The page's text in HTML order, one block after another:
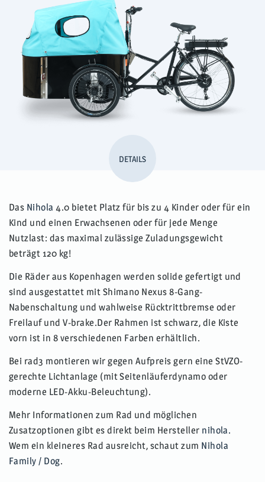
DETAILS
Das Nihola 4.0 bietet Platz für bis zu 4 Kinder oder für ein
Kind und einen Erwachsenen oder für jede Menge
Nutzlast: das maximal zulässige Zuladungsgewicht
beträgt 120 kg!
Die Räder aus Kopenhagen werden solide gefertigt und
sind ausgestattet mit Shimano Nexus 8-Gang-
Nabenschaltung und wahlweise Rücktrittbremse oder
Freilauf und V-brake.Der Rahmen ist schwarz, die Kiste
vorn ist in 8 verschiedenen Farben erhältlich.
Bei rad3 montieren wir gegen Aufpreis gern eine StVZO-
gerechte Lichtanlage (mit Seitenläuferdynamo oder
moderne LED-Akku-Beleuchtung).
Mehr Informationen zum Rad und möglichen
Zusatzoptionen gibt es direkt beim Hersteller nihola.
Wem ein kleineres Rad ausreicht, schaut zum Nihola
Family / Dog.